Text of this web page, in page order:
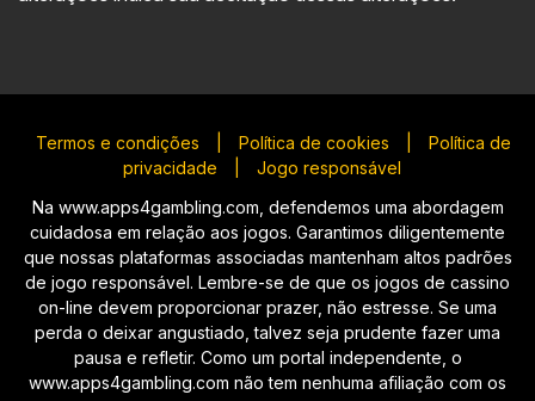
Termos e condições Política de cookies
Política de
privacidade
Jogo responsável
Na www.apps4gambling.com, defendemos uma abordagem
cuidadosa em relação aos jogos. Garantimos diligentemente
que nossas plataformas associadas mantenham altos padrões
de jogo responsável. Lembre-se de que os jogos de cassino
on-line devem proporcionar prazer, não estresse. Se uma
perda o deixar angustiado, talvez seja prudente fazer uma
pausa e refletir. Como um portal independente, o
www.apps4gambling.com não tem nenhuma afiliação com os